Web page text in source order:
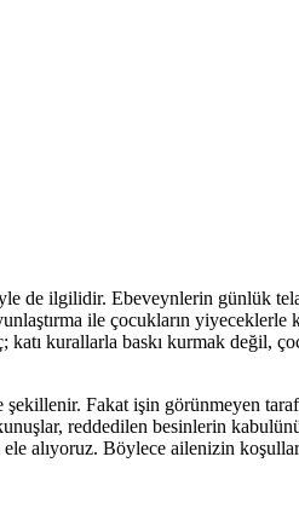
de ilgilidir. Ebeveynlerin günlük
ile çocukların
kurallarla baskı kurmak değil,
Fakat işin görünmeyen
reddedilen besinlerin
ele alıyoruz. Böylece ailenizin